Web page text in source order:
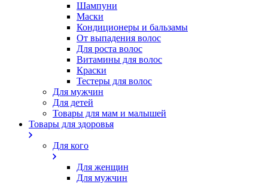
Шампуни
Маски
Кондиционеры и бальзамы
От выпадения волос
Для роста волос
Витамины для волос
Краски
Тестеры для волос
Для мужчин
Для детей
Товары для мам и малышей
Товары для здоровья
Для кого
Для женщин
Для мужчин